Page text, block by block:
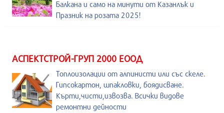
Балкана и само на минути от Казанлък и
Празник на розата 2025!
АСПЕКТСТРОЙ-ГРУП 2000 ЕООД
Топлоизолации от алпинисти или със скеле.
Гипсокартон, шпакловки, боядисване.
Кърти,чисти,извозва. Всички видове
ремонтни дейности